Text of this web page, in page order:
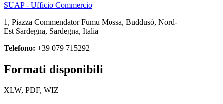
SUAP - Ufficio Commercio
1, Piazza Commendator Fumu Mossa, Buddusò, Nord-
Est Sardegna, Sardegna, Italia
Telefono: +39 079 715292
Formati disponibili
XLW, PDF, WIZ